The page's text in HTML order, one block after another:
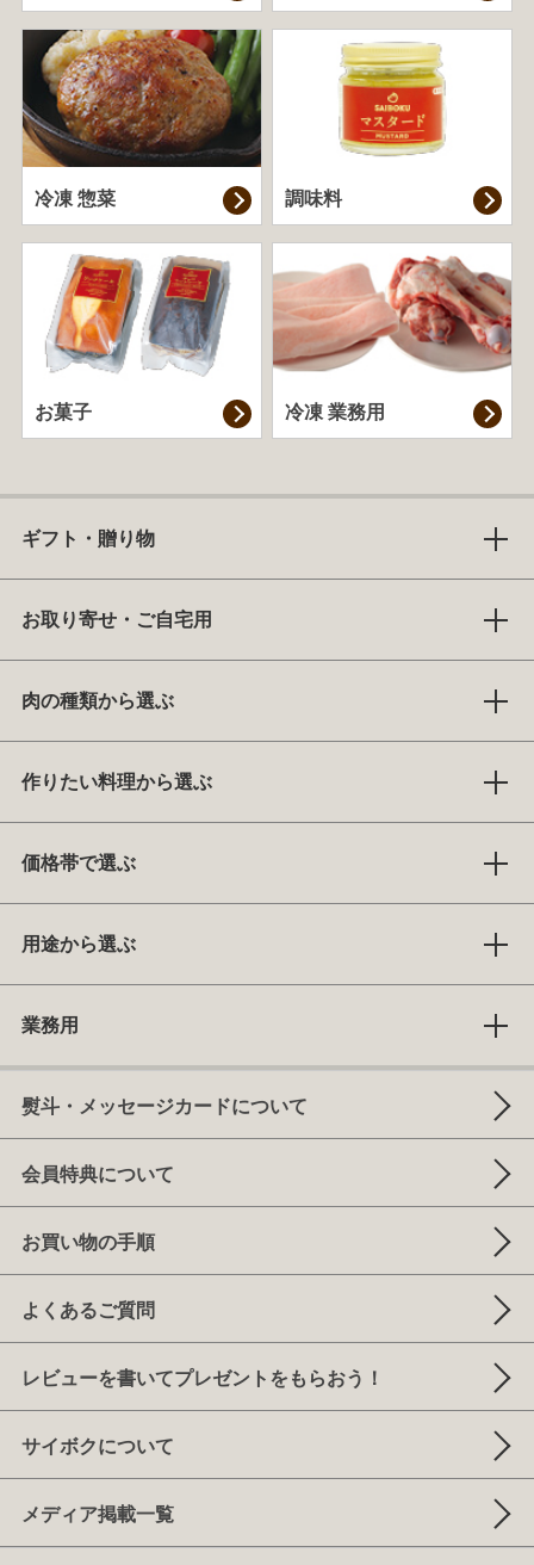
冷凍 惣菜 調味料
お菓子 冷凍 業務用
ギフト・贈り物
お取り寄せ・ご自宅用
肉の種類から選ぶ
作りたい料理から選ぶ
価格帯で選ぶ
用途から選ぶ
業務用
熨斗・メッセージカードについて
会員特典について
お買い物の手順
よくあるご質問
レビューを書いてプレゼントをもらおう！
サイボクについて
メディア掲載一覧